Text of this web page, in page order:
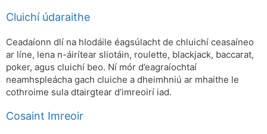
Cluichí údaraithe
Ceadaíonn dlí na hIodáile éagsúlacht de chluichí ceasaíneo
ar líne, lena n-áirítear sliotáin, roulette, blackjack, baccarat,
poker, agus cluichí beo. Ní mór d’eagraíochtaí
neamhspleácha gach cluiche a dheimhniú ar mhaithe le
cothroime sula dtairgtear d’imreoirí iad.
Cosaint Imreoir